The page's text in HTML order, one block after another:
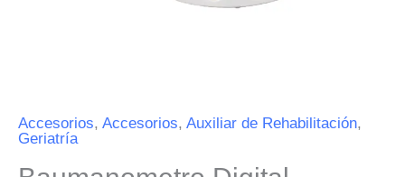
Accesorios, Accesorios, Auxiliar de Rehabilitación,
Geriatría